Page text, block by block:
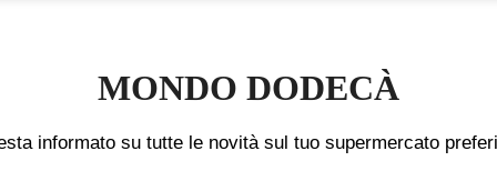
MONDO DODECÀ
informato su tutte le novità sul tuo supermercato